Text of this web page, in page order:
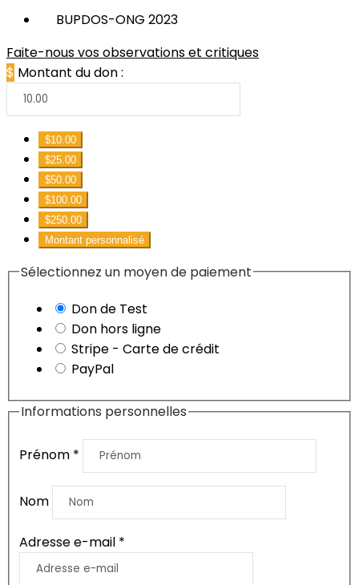
BUPDOS-ONG 2023
Faite-nous vos observations et critiques
$ Montant du don :
$10.00
$25.00
$50.00
$100.00
$250.00
Montant personnalisé
Sélectionnez un moyen de paiement
Don de Test
Don hors ligne
Stripe - Carte de crédit
PayPal
Informations personnelles
Prénom *
Nom
Adresse e-mail *